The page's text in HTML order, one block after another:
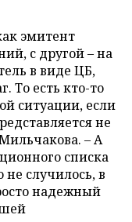
эмитент
с другой – на
в виде ЦБ,
То есть кто-то
ситуации, если
не
– А
списка
случилось, в
надежный